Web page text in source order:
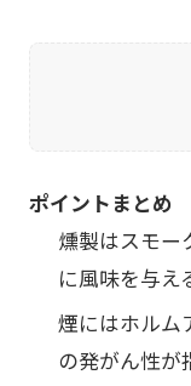
ポイントまとめ
燻製はスモー
に風味を与え
煙にはホルム
の発がん性が